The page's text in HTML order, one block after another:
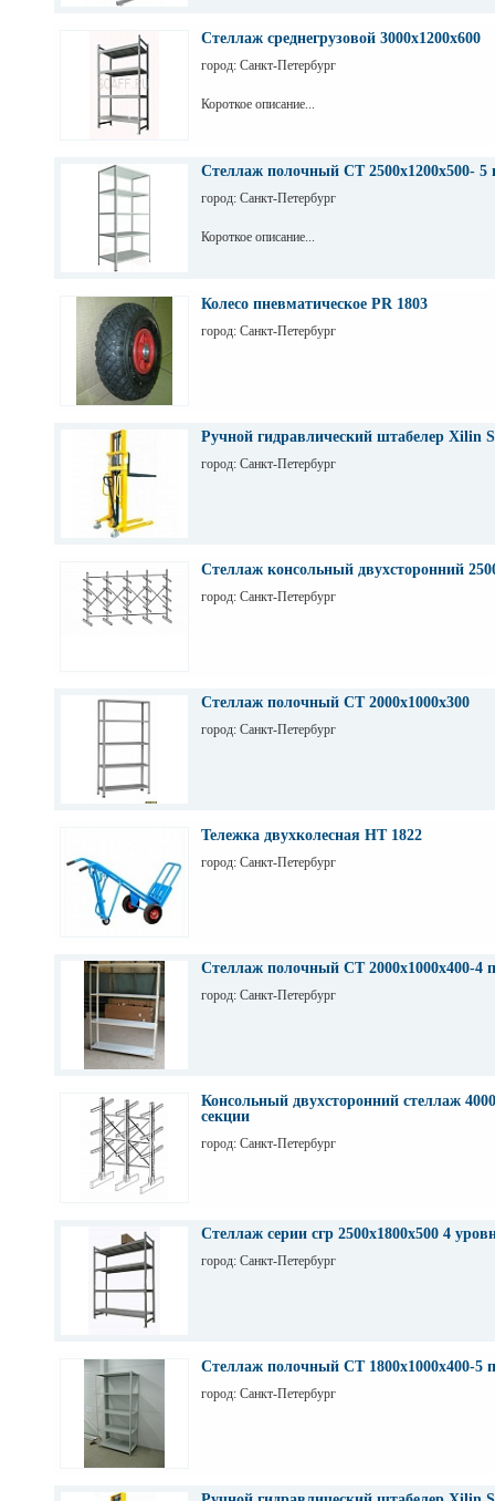
Стеллаж среднегрузовой 3000х1200х600
город: Санкт-Петербург
Короткое описание...
Стеллаж полочный СТ 2500х1200х500- 5
город: Санкт-Петербург
Короткое описание...
Колесо пневматическое PR 1803
город: Санкт-Петербург
Ручной гидравлический штабелер Xilin
город: Санкт-Петербург
Стеллаж консольный двухсторонний
город: Санкт-Петербург
Стеллаж полочный СТ 2000х1000х300
город: Санкт-Петербург
Тележка двухколесная НТ 1822
город: Санкт-Петербург
Стеллаж полочный СТ 2000х1000х400-4
город: Санкт-Петербург
Консольный двухсторонний стеллаж
секции
город: Санкт-Петербург
Стеллаж серии сгр 2500х1800х500 4
город: Санкт-Петербург
Стеллаж полочный СТ 1800х1000х400-5
город: Санкт-Петербург